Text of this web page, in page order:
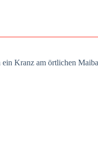
ein Kranz am ört­li­chen